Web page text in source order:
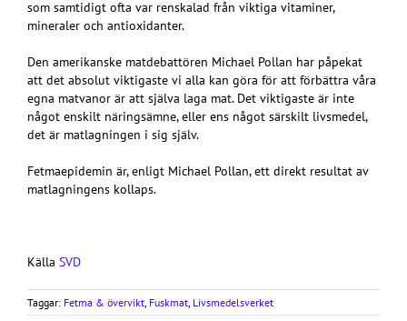
som samtidigt ofta var renskalad från viktiga vitaminer,
mineraler och antioxidanter.
Den amerikanske matdebattören Michael Pollan har påpekat
att det absolut viktigaste vi alla kan göra för att förbättra våra
egna matvanor är att själva laga mat. Det viktigaste är inte
något enskilt näringsämne, eller ens något särskilt livsmedel,
det är matlagningen i sig själv.
Fetmaepidemin är, enligt Michael Pollan, ett direkt resultat av
matlagningens kollaps.
Källa SVD
Taggar: Fetma & övervikt, Fuskmat, Livsmedelsverket